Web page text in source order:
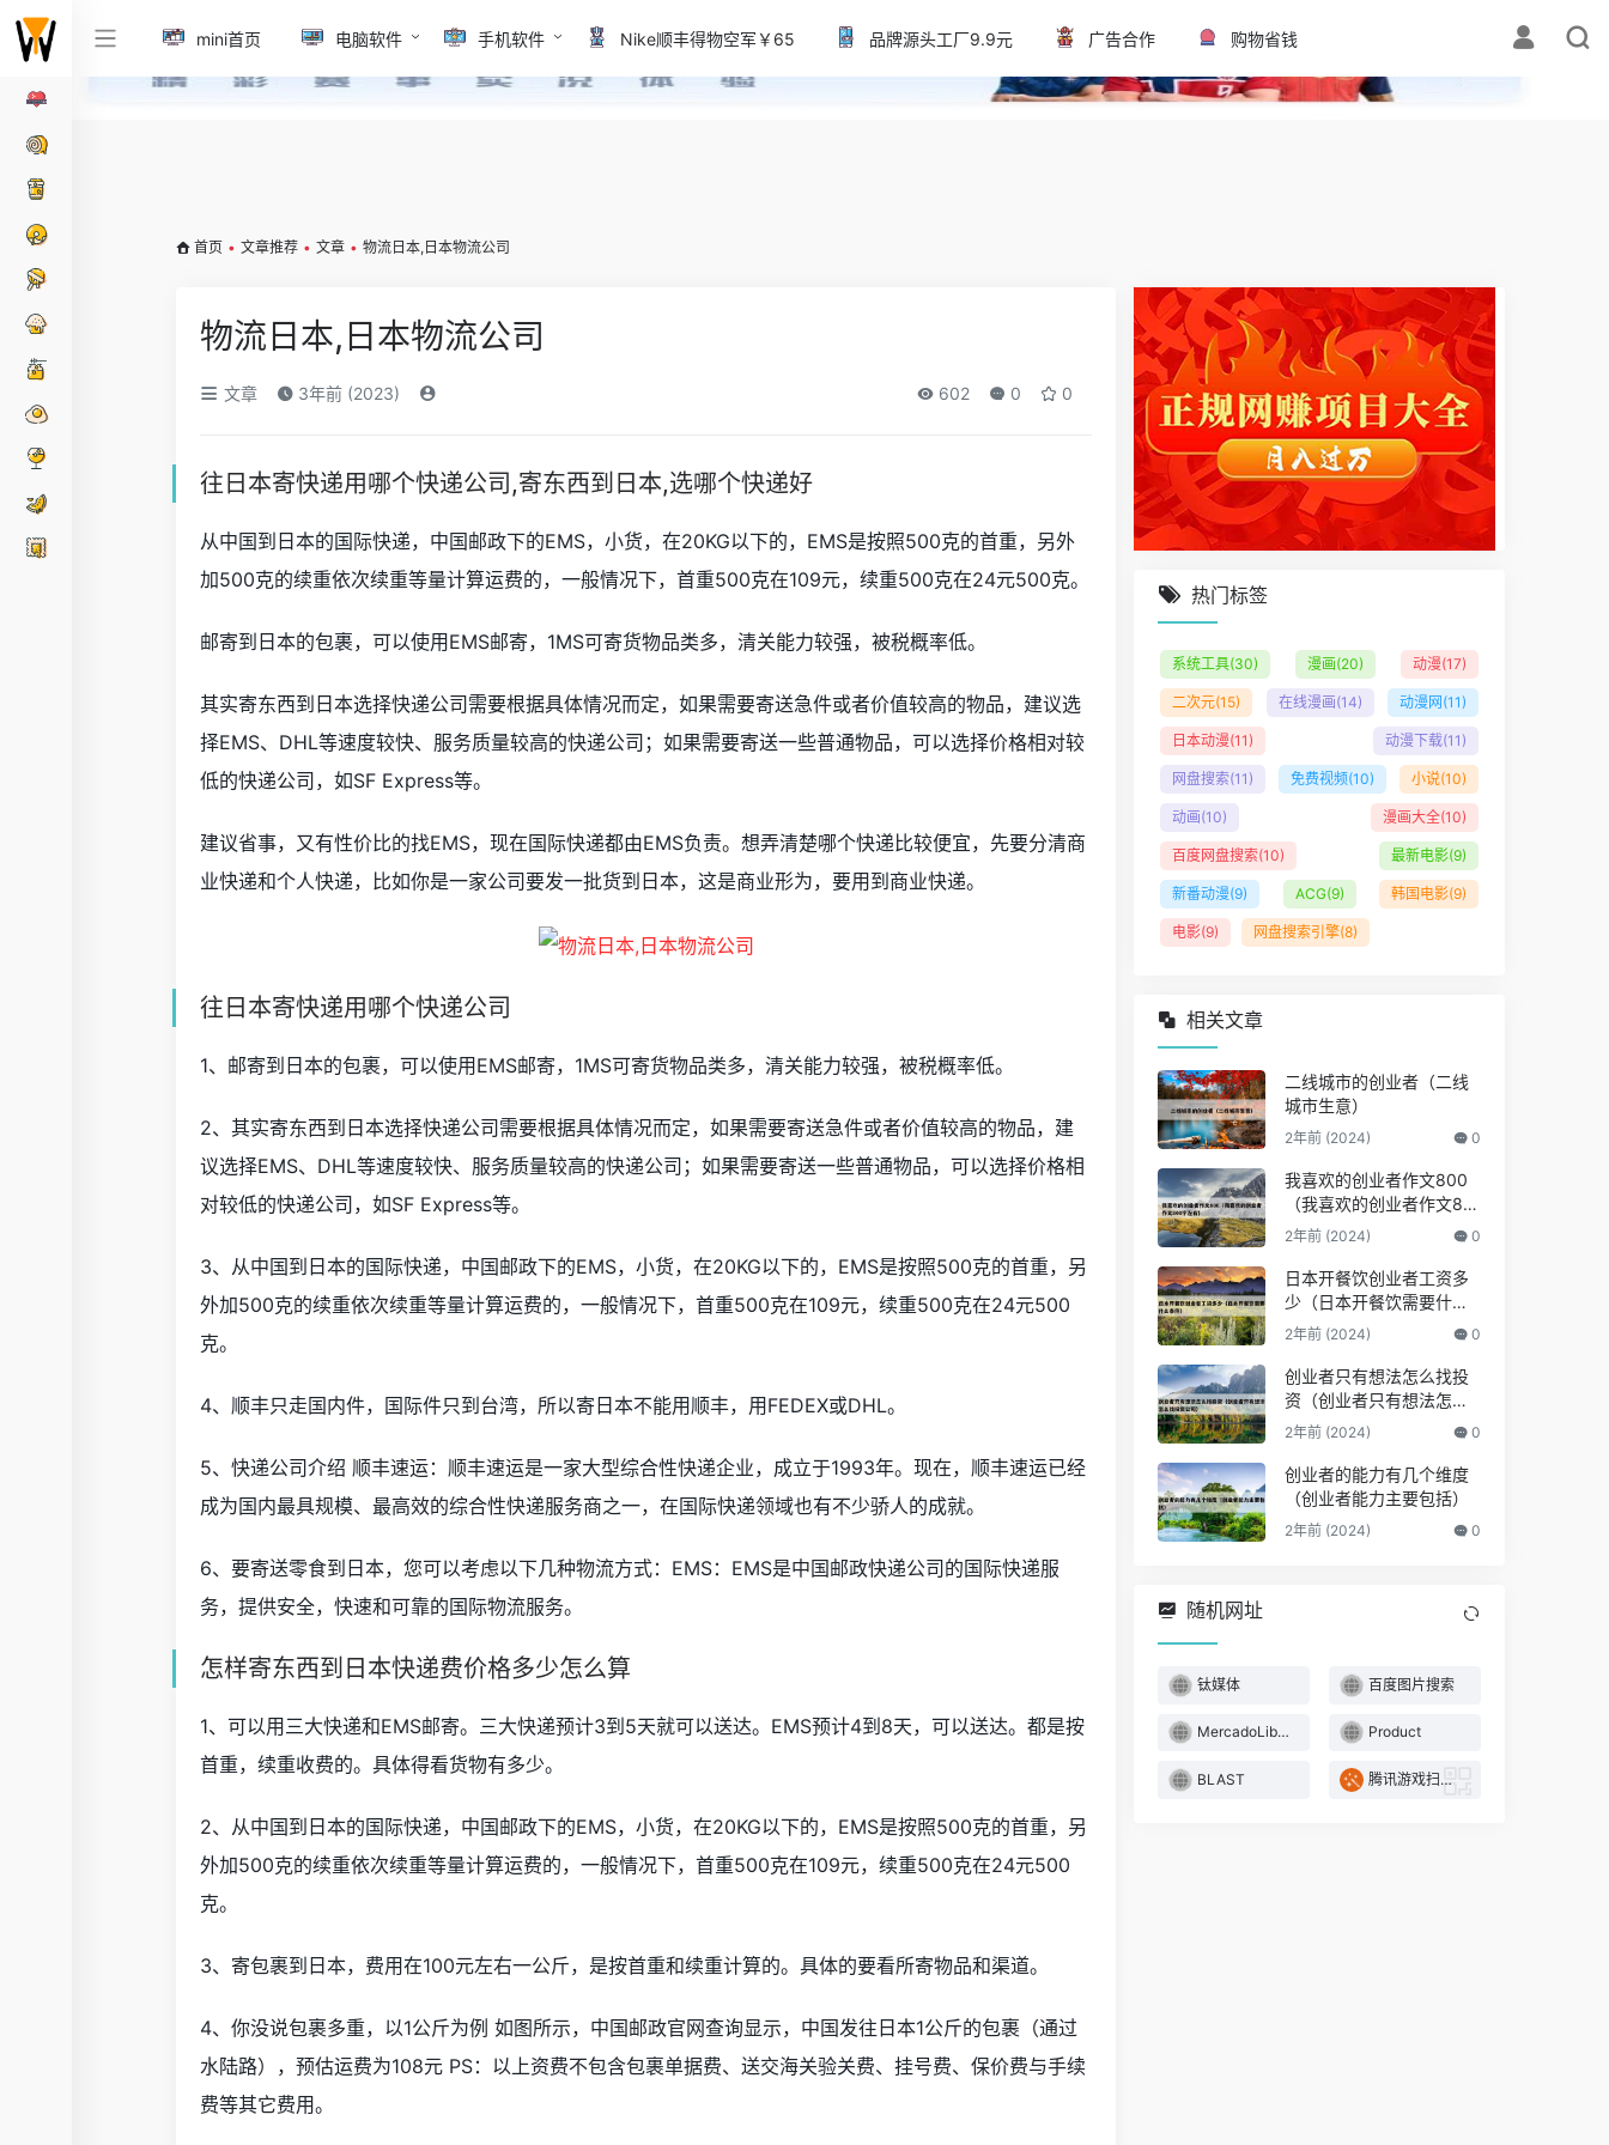
✕
mini首页 电脑软件 手机软件 Nike顺丰得物空军￥65 品牌源头工厂9.9元 广告合作 购物省钱
首页 • 文章推荐 • 文章 • 物流日本,日本物流公司
物流日本,日本物流公司
文章 3年前 (2023) 602 0 0
往日本寄快递用哪个快递公司,寄东西到日本,选哪个快递好
从中国到日本的国际快递，中国邮政下的EMS，小货，在20KG以下的，EMS是按照500克的首重，另外
加500克的续重依次续重等量计算运费的，一般情况下，首重500克在109元，续重500克在24元500克。
邮寄到日本的包裹，可以使用EMS邮寄，1MS可寄货物品类多，清关能力较强，被税概率低。
其实寄东西到日本选择快递公司需要根据具体情况而定，如果需要寄送急件或者价值较高的物品，建议选
择EMS、DHL等速度较快、服务质量较高的快递公司；如果需要寄送一些普通物品，可以选择价格相对较
低的快递公司，如SF Express等。
建议省事，又有性价比的找EMS，现在国际快递都由EMS负责。想弄清楚哪个快递比较便宜，先要分清商
业快递和个人快递，比如你是一家公司要发一批货到日本，这是商业形为，要用到商业快递。
往日本寄快递用哪个快递公司
1、邮寄到日本的包裹，可以使用EMS邮寄，1MS可寄货物品类多，清关能力较强，被税概率低。
2、其实寄东西到日本选择快递公司需要根据具体情况而定，如果需要寄送急件或者价值较高的物品，建
议选择EMS、DHL等速度较快、服务质量较高的快递公司；如果需要寄送一些普通物品，可以选择价格相
对较低的快递公司，如SF Express等。
3、从中国到日本的国际快递，中国邮政下的EMS，小货，在20KG以下的，EMS是按照500克的首重，另
外加500克的续重依次续重等量计算运费的，一般情况下，首重500克在109元，续重500克在24元500
克。
4、顺丰只走国内件，国际件只到台湾，所以寄日本不能用顺丰，用FEDEX或DHL。
5、快递公司介绍 顺丰速运：顺丰速运是一家大型综合性快递企业，成立于1993年。现在，顺丰速运已经
成为国内最具规模、最高效的综合性快递服务商之一，在国际快递领域也有不少骄人的成就。
6、要寄送零食到日本，您可以考虑以下几种物流方式：EMS：EMS是中国邮政快递公司的国际快递服
务，提供安全，快速和可靠的国际物流服务。
怎样寄东西到日本快递费价格多少怎么算
1、可以用三大快递和EMS邮寄。三大快递预计3到5天就可以送达。EMS预计4到8天，可以送达。都是按
首重，续重收费的。具体得看货物有多少。
2、从中国到日本的国际快递，中国邮政下的EMS，小货，在20KG以下的，EMS是按照500克的首重，另
外加500克的续重依次续重等量计算运费的，一般情况下，首重500克在109元，续重500克在24元500
克。
3、寄包裹到日本，费用在100元左右一公斤，是按首重和续重计算的。具体的要看所寄物品和渠道。
4、你没说包裹多重，以1公斤为例 如图所示，中国邮政官网查询显示，中国发往日本1公斤的包裹（通过
水陆路），预估运费为108元 PS：以上资费不包含包裹单据费、送交海关验关费、挂号费、保价费与手续
费等其它费用。
热门标签
系统工具(30) 漫画(20) 动漫(17)
二次元(15) 在线漫画(14) 动漫网 (11)
日本动漫(11) 动漫下载(11)
网盘搜索(11) 免费视频(10) 小说(10)
动画(10) 漫画大全(10)
百度网盘搜索(10) 最新电影(9)
新番动漫(9) ACG(9) 韩国电影(9)
电影(9) 网盘搜索引擎(8)
相关文章
二线城市的创业者（二线
城市生意）
2年前 (2024) 0
我喜欢的创业者作文800
（我喜欢的创业者作文80
0字左右）
2年前 (2024) 0
日本开餐饮创业者工资多
少（日本开餐饮需要什么
条件）
2年前 (2024) 0
创业者只有想法怎么找投
资（创业者只有想法怎么
找投资公司）
2年前 (2024) 0
创业者的能力有几个维度
（创业者能力主要包括）
2年前 (2024) 0
随机网址
钛媒体 百度图片搜索
MercadoLibre 美客多 Product
BLAST 腾讯游戏扫码登录